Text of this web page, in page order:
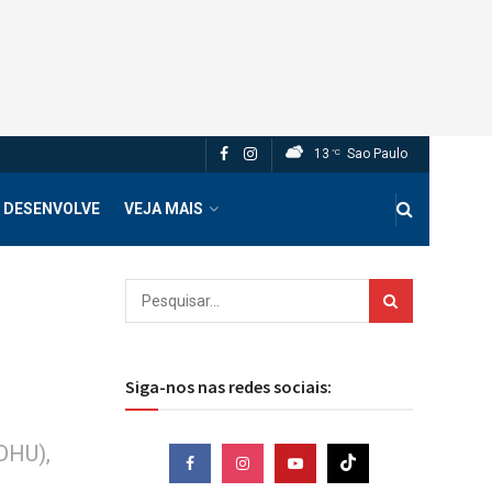
13 °C Sao Paulo
VEJA MAIS
Siga-nos nas redes sociais: